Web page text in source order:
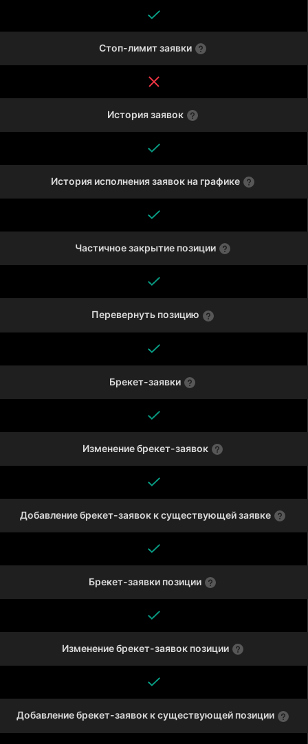
Стоп-лимит заявки
История заявок
История исполнения заявок на графике
Частичное закрытие позиции
Перевернуть позицию
Брекет-заявки
Изменение брекет-заявок
Добавление брекет-заявок к существующей заявке
Брекет-заявки позиции
Изменение брекет-заявок позиции
Добавление брекет-заявок к существующей позиции